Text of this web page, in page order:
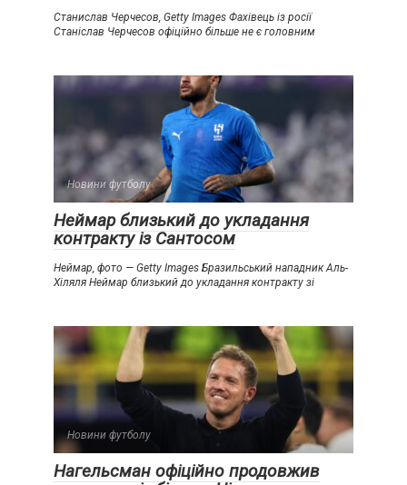
Станислав Черчесов, Getty Images Фахівець із росії
Станіслав Черчесов офіційно більше не є головним
Новини футболу
Неймар близький до укладання
контракту із Сантосом
Неймар, фото — Getty Images Бразильський нападник Аль-
Хіляля Неймар близький до укладання контракту зі
Новини футболу
Нагельсман офіційно продовжив